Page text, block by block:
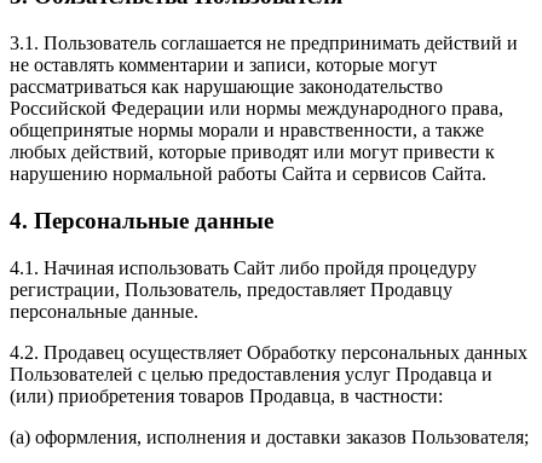
3.1. Пользователь соглашается не предпринимать действий и
не оставлять комментарии и записи, которые могут
рассматриваться как нарушающие законодательство
Российской Федерации или нормы международного права,
общепринятые нормы морали и нравственности, а также
любых действий, которые приводят или могут привести к
нарушению нормальной работы Сайта и сервисов Сайта.
4. Персональные данные
4.1. Начиная использовать Сайт либо пройдя процедуру
регистрации, Пользователь, предоставляет Продавцу
персональные данные.
4.2. Продавец осуществляет Обработку персональных данных
Пользователей с целью предоставления услуг Продавца и
(или) приобретения товаров Продавца, в частности:
(а) оформления, исполнения и доставки заказов Пользователя;